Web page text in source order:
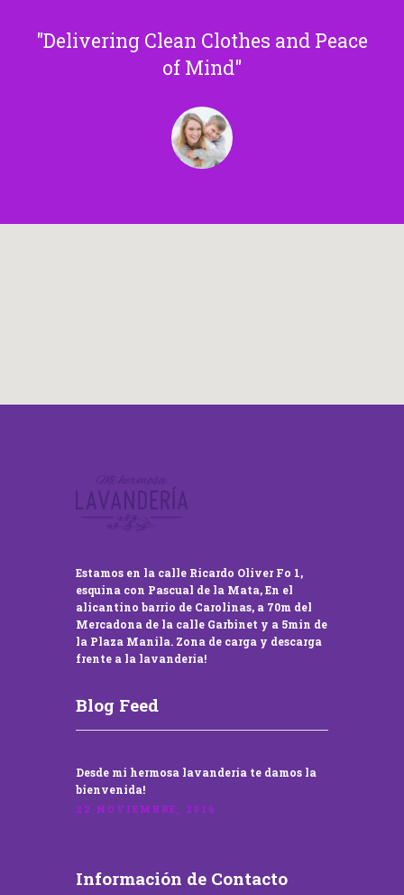
Delivering Clean Clothes and Peace
of Mind
Estamos en la calle Ricardo Oliver Fo 1,
esquina con Pascual de la Mata, En el
alicantino barrio de Carolinas, a 70m del
Mercadona de la calle Garbinet y a 5min de
la Plaza Manila. Zona de carga y descarga
frente a la lavandería!
Blog Feed
Desde mi hermosa lavandería te damos la
bienvenida!
22 NOVIEMBRE, 2016
Información de Contacto